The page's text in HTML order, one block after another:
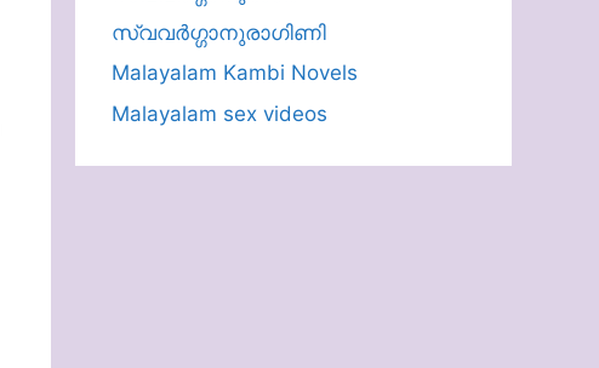
സ്വവർഗ്ഗാനുരാഗിണി
Malayalam Kambi Novels
Malayalam sex videos